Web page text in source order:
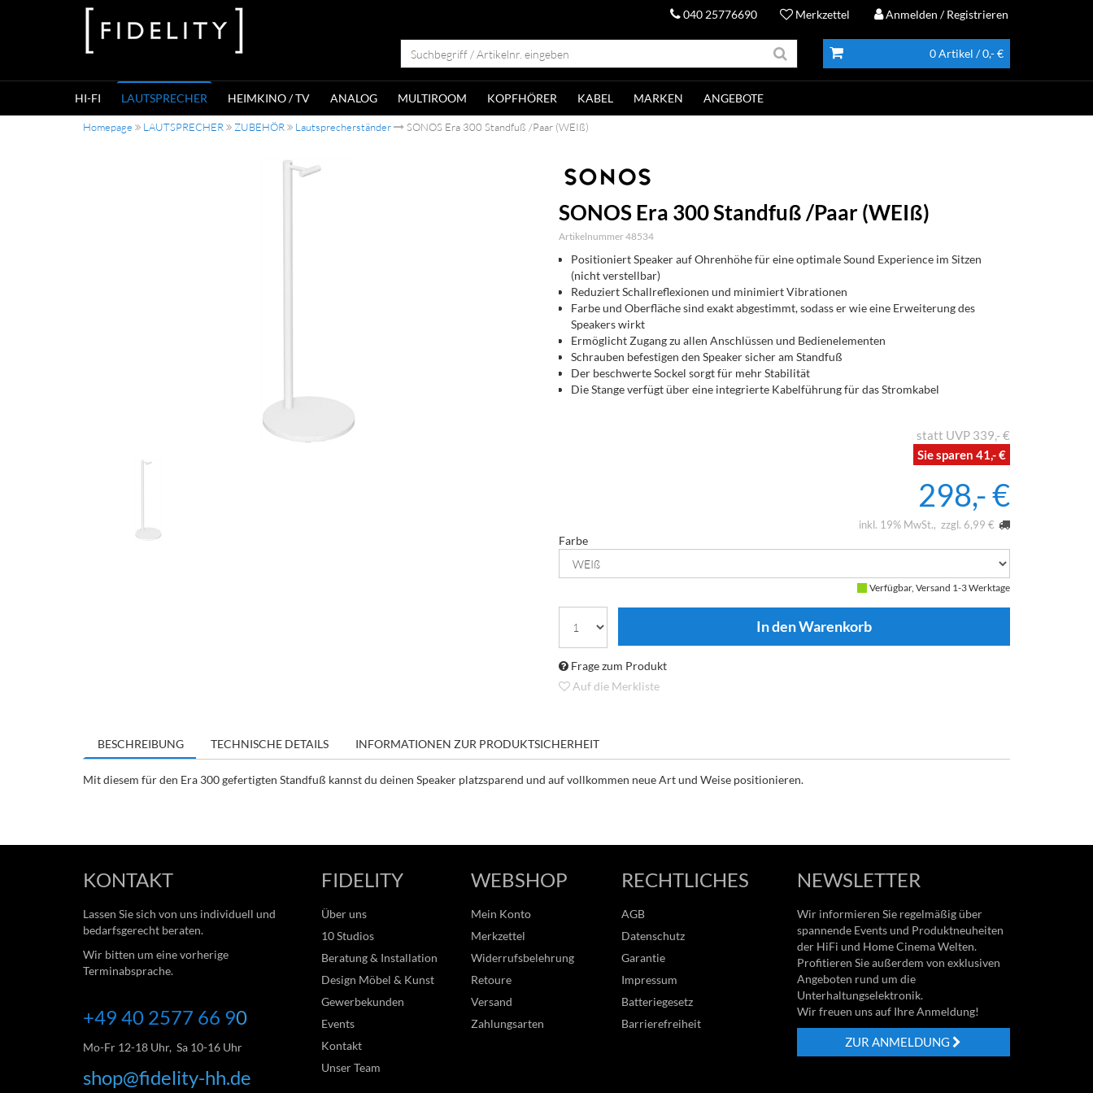
040 25776690 Merkzettel Anmelden / Registrieren
0 Artikel / 0,- €
HI-FI LAUTSPRECHER HEIMKINO / TV ANALOG MULTIROOM KOPFHÖRER KABEL MARKEN ANGEBOTE
Homepage LAUTSPRECHER ZUBEHÖR Lautsprecherständer SONOS Era 300 Standfuß /Paar (WEIß)
SONOS Era 300 Standfuß /Paar (WEIß)
Artikelnummer 48534
Positioniert Speaker auf Ohrenhöhe für eine optimale Sound Experience im Sitzen
(nicht verstellbar)
Reduziert Schallreflexionen und minimiert Vibrationen
Farbe und Oberfläche sind exakt abgestimmt, sodass er wie eine Erweiterung des
Speakers wirkt
Ermöglicht Zugang zu allen Anschlüssen und Bedienelementen
Schrauben befestigen den Speaker sicher am Standfuß
Der beschwerte Sockel sorgt für mehr Stabilität
Die Stange verfügt über eine integrierte Kabelführung für das Stromkabel
339,- €
41,- €
298,- €
inkl. 19% MwSt. zzgl. 6,99 €
Farbe
Verfügbar, Versand 1-3 Werktage
Frage zum Produkt
Auf die Merkliste
BESCHREIBUNG TECHNISCHE DETAILS INFORMATIONEN ZUR PRODUKTSICHERHEIT
Mit diesem für den Era 300 gefertigten Standfuß kannst du deinen Speaker platzsparend und auf vollkommen neue Art und Weise positionieren.
KONTAKT
Lassen Sie sich von uns individuell und
bedarfsgerecht beraten.
Wir bitten um eine vorherige
Terminabsprache.
+49 40 2577 66 90
Mo-Fr 12-18 Uhr, Sa 10-16 Uhr
shop@fidelity-hh.de
FIDELITY
Über uns
10 Studios
Beratung & Installation
Design Möbel & Kunst
Gewerbekunden
Events
Kontakt
Unser Team
WEBSHOP
Mein Konto
Merkzettel
Widerrufsbelehrung
Retoure
Versand
Zahlungsarten
RECHTLICHES
AGB
Datenschutz
Garantie
Impressum
Batteriegesetz
Barrierefreiheit
NEWSLETTER
Wir informieren Sie regelmäßig über
spannende Events und Produktneuheiten
der HiFi und Home Cinema Welten.
Profitieren Sie außerdem von exklusiven
Angeboten rund um die
Unterhaltungselektronik.
Wir freuen uns auf Ihre Anmeldung!
ZUR ANMELDUNG